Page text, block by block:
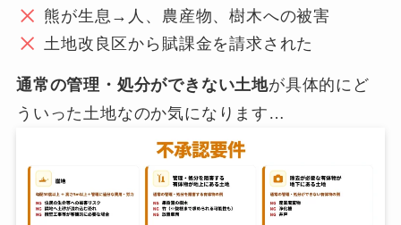
熊が生息→人、農産物、樹木への被害
土地改良区から賦課金を請求された
通常の管理・処分ができない土地が具体的にど
ういった土地なのか気になります…